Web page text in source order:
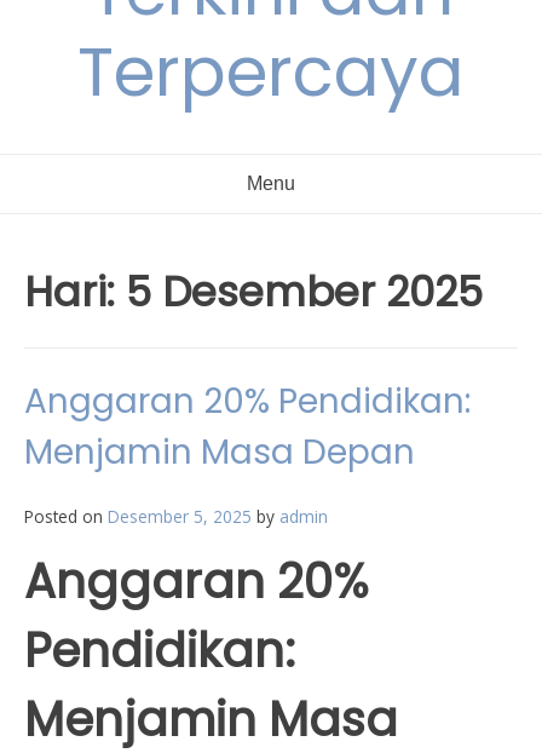
Terpercaya
Menu
Hari: 5 Desember 2025
Anggaran 20% Pendidikan:
Menjamin Masa Depan
Posted on Desember 5, 2025 by admin
Anggaran 20%
Pendidikan:
Menjamin Masa